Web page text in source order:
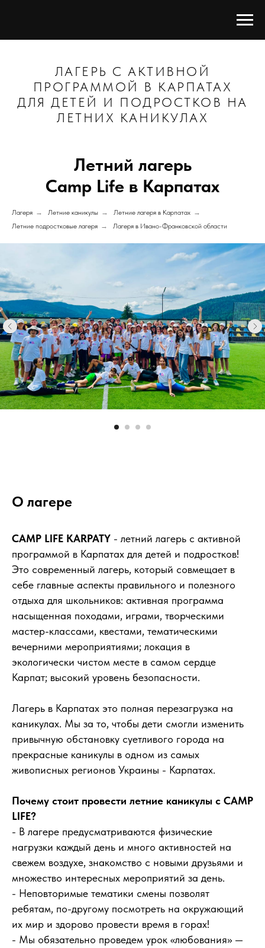
ЛАГЕРЬ С АКТИВНОЙ
ПРОГРАММОЙ В КАРПАТАХ
ДЛЯ ДЕТЕЙ И ПОДРОСТКОВ НА
ЛЕТНИХ КАНИКУЛАХ
Летний лагерь
Camp Life в Карпатах
Лагеря → Летние каникулы → Летние лагеря в Карпатах →
Летние подростковые лагеря → Лагеря в Ивано-Франковской области
О лагере
CAMP LIFE KARPATY - летний лагерь с активной
программой в Карпатах для детей и подростков!
Это современный лагерь, который совмещает в
себе главные аспекты правильного и полезного
отдыха для школьников: активная программа
насыщенная походами, играми, творческими
мастер-классами, квестами, тематическими
вечерними мероприятиями; локация в
экологически чистом месте в самом сердце
Карпат; высокий уровень безопасности.
Лагерь в Карпатах это полная перезагрузка на
каникулах. Мы за то, чтобы дети смогли изменить
привычную обстановку суетливого города на
прекрасные каникулы в одном из самых
живописных регионов Украины - Карпатах.
Почему стоит провести летние каникулы с CAMP
LIFE?
- В лагере предусматриваются физические
нагрузки каждый день и много активностей на
свежем воздухе, знакомство с новыми друзьями и
множество интересных мероприятий за день.
- Неповторимые тематики смены позволят
ребятам, по-другому посмотреть на окружающий
их мир и здорово провести время в горах!
- Мы обязательно проведем урок «любования» —